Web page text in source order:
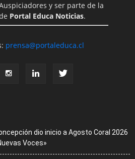
y ser parte de la
Portal Educa Noticias.
prensa@portaleduca.cl
dio inicio a Agosto Coral 2026
Voces»